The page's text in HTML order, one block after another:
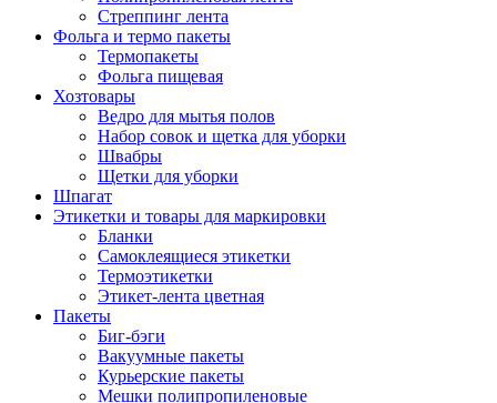
Стреппинг лента
Фольга и термо пакеты
Термопакеты
Фольга пищевая
Хозтовары
Ведро для мытья полов
Набор совок и щетка для уборки
Швабры
Щетки для уборки
Шпагат
Этикетки и товары для маркировки
Бланки
Самоклеящиеся этикетки
Термоэтикетки
Этикет-лента цветная
Пакеты
Биг-бэги
Вакуумные пакеты
Курьерские пакеты
Мешки полипропиленовые